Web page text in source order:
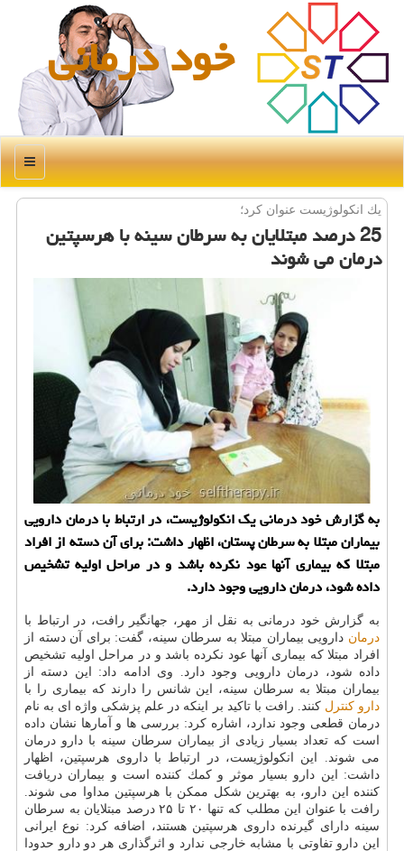
خود درمانی
منو
یك انكولوژیست عنوان كرد؛
25 درصد مبتلایان به سرطان سینه با هرسپتین
درمان می شوند
به گزارش خود درمانی یك انكولوژیست، در ارتباط با درمان دارویی
بیماران مبتلا به سرطان پستان، اظهار داشت: برای آن دسته از افراد
مبتلا كه بیماری آنها عود نكرده باشد و در مراحل اولیه تشخیص
داده شود، درمان دارویی وجود دارد.
به گزارش خود درمانی به نقل از مهر، جهانگیر رافت، در ارتباط با
درمان دارویی بیماران مبتلا به سرطان سینه، گفت: برای آن دسته از
افراد مبتلا كه بیماری آنها عود نكرده باشد و در مراحل اولیه تشخیص
داده شود، درمان دارویی وجود دارد. وی ادامه داد: این دسته از
بیماران مبتلا به سرطان سینه، این شانس را دارند كه بیماری را با
دارو كنترل كنند. رافت با تاكید بر اینكه در علم پزشكی واژه ای به نام
درمان قطعی وجود ندارد، اشاره كرد: بررسی ها و آمارها نشان داده
است كه تعداد بسیار زیادی از بیماران سرطان سینه با دارو درمان
می شوند. این انكولوژیست، در ارتباط با داروی هرسپتین، اظهار
داشت: این دارو بسیار موثر و كمك كننده است و بیماران دریافت
كننده این دارو، به بهترین شكل ممكن با هرسپتین مداوا می شوند.
رافت با عنوان این مطلب كه تنها ۲۰ تا ۲۵ درصد مبتلایان به سرطان
سینه دارای گیرنده داروی هرسپتین هستند، اضافه كرد: نوع ایرانی
این دارو تفاوتی با مشابه خارجی ندارد و اثرگذاری هر دو دارو حدودا